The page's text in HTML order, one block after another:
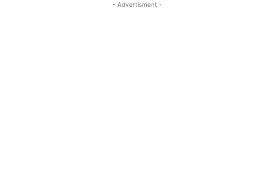
- Advertisment -